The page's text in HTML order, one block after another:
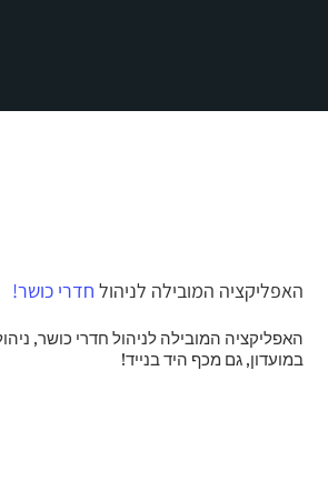
האפליקציה המובילה לניהול חדרי כושר!
האפליקציה המובילה לניהול חדרי כושר,
במועדון, גם מכף היד בנייד!